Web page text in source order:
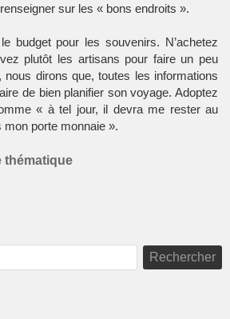
sur les « bons endroits ».
budget pour les souvenirs. N’achetez
plutôt les artisans pour faire un peu
nous dirons que, toutes les informations
de bien planifier son voyage. Adoptez
« à tel jour, il devra me rester au
porte monnaie ».
thématique
Rechercher